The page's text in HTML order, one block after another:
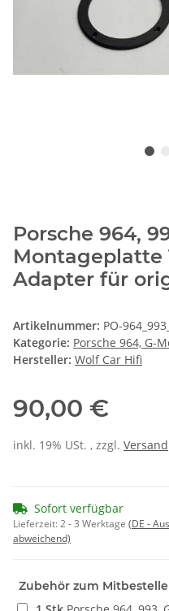
Porsche 964,
Montageplatte
Adapter für
Artikelnummer: PO-
Kategorie: Porsche 964, G-
Hersteller: Wolf Car Hifi
90,00 €
inkl. 19% USt. , zzgl. Versand
Sofort verfügbar
Lieferzeit:2 - 3 Werktage (DE -
abweichend)
Zubehör zum